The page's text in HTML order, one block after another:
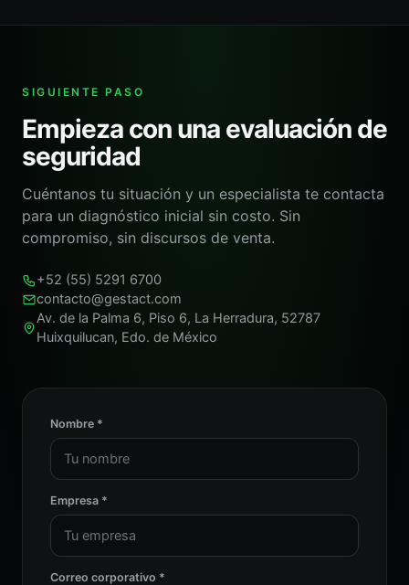
SIGUIENTE PASO
Empieza con una evaluación de
seguridad
Cuéntanos tu situación y un especialista te contacta
para un diagnóstico inicial sin costo. Sin
compromiso, sin discursos de venta.
+52 (55) 5291 6700
contacto@gestact.com
Av. de la Palma 6, Piso 6, La Herradura, 52787
Huixquilucan, Edo. de México
Nombre *
Empresa *
Correo corporativo *